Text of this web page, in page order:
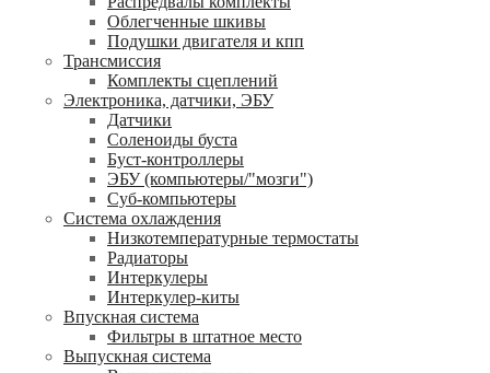
Облегченные шкивы
Подушки двигателя и кпп
Трансмиссия
Комплекты сцеплений
Электроника, датчики, ЭБУ
Датчики
Соленоиды буста
Буст-контроллеры
ЭБУ (компьютеры/"мозги")
Суб-компьютеры
Система охлаждения
Низкотемпературные термостаты
Радиаторы
Интеркулеры
Интеркулер-киты
Впускная система
Фильтры в штатное место
Выпускная система